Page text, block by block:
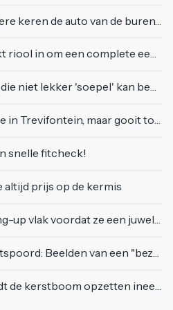
van de buren, maar doen alsof er niets gebeurd is
een complete eendenfamilie te redden
'soepel' kan bewegen op podium
maar gooit toerist bijna knock-out
snelle fitcheck!
altijd prijs op de kermis
ze een juwelierszaak in Rhenen overvallen
van een "bezopen Tino Martin" gaan viraal
opzetten ineens een stuk leuker